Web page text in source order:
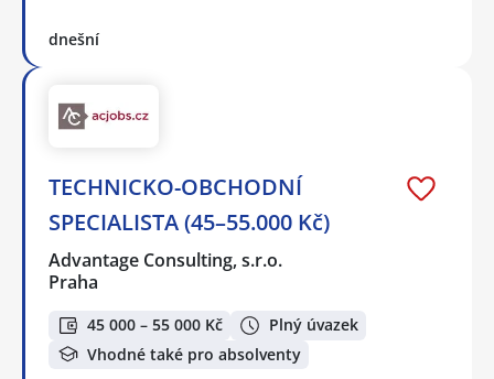
dnešní
TECHNICKO-OBCHODNÍ
SPECIALISTA (45–55.000 Kč)
Advantage Consulting, s.r.o.
Praha
45 000 – 55 000 Kč
Plný úvazek
Vhodné také pro absolventy